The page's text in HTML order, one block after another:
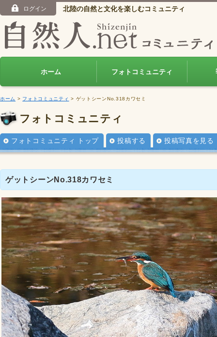
ログイン 北陸の自然と文化を楽しむコミュニティ
ホーム フォトコミュニティ
ホーム > フォトコミュニティ > ゲットシーンNo.318カワセミ
フォトコミュニティ
フォトコミュニティ トップ 投稿する 投稿写真を見る
ゲットシーンNo.318カワセミ